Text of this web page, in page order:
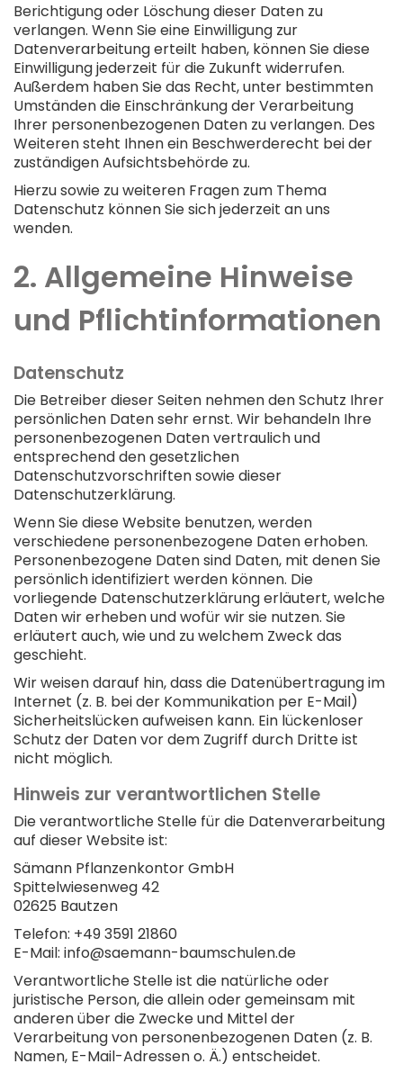
Berichtigung oder Löschung dieser Daten zu
verlangen. Wenn Sie eine Einwilligung zur
Datenverarbeitung erteilt haben, können Sie diese
Einwilligung jederzeit für die Zukunft widerrufen.
Außerdem haben Sie das Recht, unter bestimmten
Umständen die Einschränkung der Verarbeitung
Ihrer personenbezogenen Daten zu verlangen. Des
Weiteren steht Ihnen ein Beschwerderecht bei der
zuständigen Aufsichtsbehörde zu.
Hierzu sowie zu weiteren Fragen zum Thema
Datenschutz können Sie sich jederzeit an uns
wenden.
2. Allgemeine Hinweise
und Pflicht­informationen
Datenschutz
Die Betreiber dieser Seiten nehmen den Schutz Ihrer
persönlichen Daten sehr ernst. Wir behandeln Ihre
personenbezogenen Daten vertraulich und
entsprechend den gesetzlichen
Datenschutzvorschriften sowie dieser
Datenschutzerklärung.
Wenn Sie diese Website benutzen, werden
verschiedene personenbezogene Daten erhoben.
Personenbezogene Daten sind Daten, mit denen Sie
persönlich identifiziert werden können. Die
vorliegende Datenschutzerklärung erläutert, welche
Daten wir erheben und wofür wir sie nutzen. Sie
erläutert auch, wie und zu welchem Zweck das
geschieht.
Wir weisen darauf hin, dass die Datenübertragung im
Internet (z. B. bei der Kommunikation per E-Mail)
Sicherheitslücken aufweisen kann. Ein lückenloser
Schutz der Daten vor dem Zugriff durch Dritte ist
nicht möglich.
Hinweis zur verantwortlichen Stelle
Die verantwortliche Stelle für die Datenverarbeitung
auf dieser Website ist:
Sämann Pflanzenkontor GmbH
Spittelwiesenweg 42
02625 Bautzen
Telefon: +49 3591 21860
E-Mail: info@saemann-baumschulen.de
Verantwortliche Stelle ist die natürliche oder
juristische Person, die allein oder gemeinsam mit
anderen über die Zwecke und Mittel der
Verarbeitung von personenbezogenen Daten (z. B.
Namen, E-Mail-Adressen o. Ä.) entscheidet.